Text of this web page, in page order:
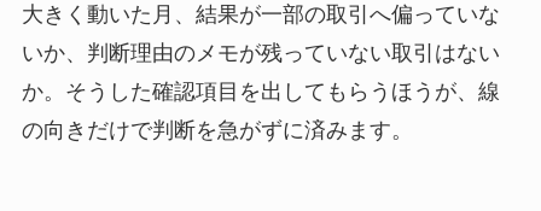
大きく動いた月、結果が一部の取引へ偏っていな
いか、判断理由のメモが残っていない取引はない
か。そうした確認項目を出してもらうほうが、線
の向きだけで判断を急がずに済みます。